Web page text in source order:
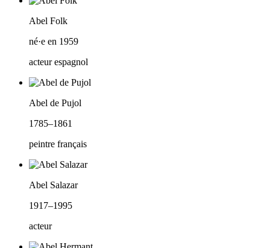
Abel Folk
né·e en 1959
acteur espagnol
Abel de Pujol
1785–1861
peintre français
Abel Salazar
1917–1995
acteur